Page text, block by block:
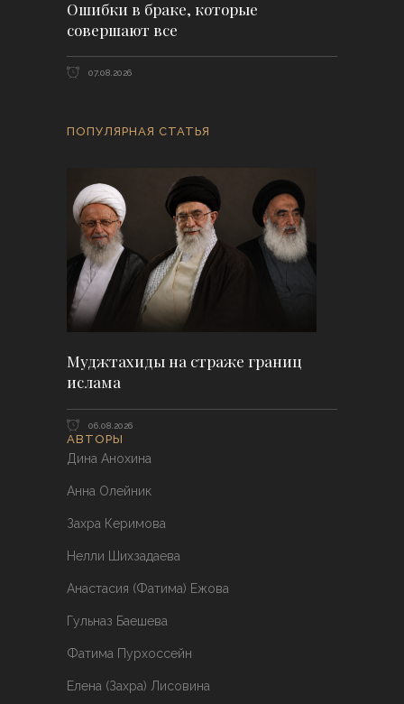
Ошибки в браке, которые
совершают все
07.08.2026
ПОПУЛЯРНАЯ СТАТЬЯ
Муджтахиды на страже границ
ислама
06.08.2026
АВТОРЫ
Дина Анохина
Анна Олейник
Захра Керимова
Нелли Шихзадаева
Анастасия (Фатима) Ежова
Гульназ Баешева
Фатима Пурхоссейн
Елена (Захра) Лисовина